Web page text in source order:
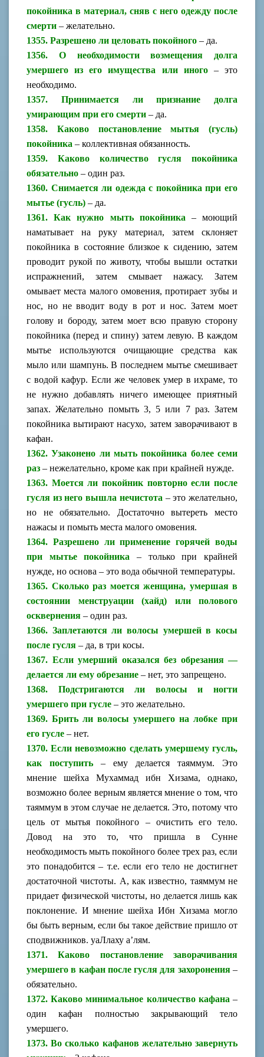
покойника в материал, сняв с него одежду после
смерти – желательно.
1355. Разрешено ли целовать покойного – да.
1356. О необходимости возмещения долга
умершего из его имущества или иного
– это
необходимо.
1357. Принимается ли признание долга
умирающим при его смерти – да.
1358. Каково постановление мытья (гусль)
покойника – коллективная обязанность.
1359. Каково количество гусля покойника
обязательно – один раз.
1360. Снимается ли одежда с покойника при его
мытье (гусль) – да.
1361. Как нужно мыть покойника
– моющий
наматывает на руку материал, затем склоняет
покойника в состояние близкое к сидению, затем
проводит рукой по животу, чтобы вышли остатки
испражнений, затем смывает нажасу. Затем
омывает места малого омовения, протирает зубы и
нос, но не вводит воду в рот и нос. Затем моет
голову и бороду, затем моет всю правую сторону
покойника (перед и спину) затем левую. В каждом
мытье используются очищающие средства как
мыло или шампунь. В последнем мытье смешивает
с водой кафур. Если же человек умер в ихраме, то
не нужно добавлять ничего имеющее приятный
запах. Желательно помыть 3, 5 или 7 раз. Затем
покойника вытирают насухо, затем заворачивают в
кафан.
1362. Узаконено ли мыть покойника более семи
раз – нежелательно, кроме как при крайней нужде.
1363. Моется ли покойник повторно если после
гусля из него вышла нечистота – это желательно,
но не обязательно. Достаточно вытереть место
нажасы и помыть места малого омовения.
1364. Разрешено ли применение горячей воды
при мытье покойника
– только при крайней
нужде, но основа – это вода обычной температуры.
1365. Сколько раз моется женщина, умершая в
состоянии менструации (хайд) или полового
осквернения – один раз.
1366. Заплетаются ли волосы умершей в косы
после гусля – да, в три косы.
1367. Если умерший оказался без обрезания —
делается ли ему обрезание – нет, это запрещено.
1368. Подстригаются ли волосы и ногти
умершего при гусле – это желательно.
1369. Брить ли волосы умершего на лобке при
его гусле – нет.
1370. Если невозможно сделать умершему гусль,
как поступить
– ему делается таяммум.
Это
мнение шейха Мухаммад ибн Хизама, однако,
возможно более верным является мнение о том, что
таяммум в этом случае не делается. Это, потому что
цель от мытья покойного – очистить его тело.
Довод на это то, что пришла в Сунне
необходимость мыть покойного более трех раз, если
это понадобится – т.е. если его тело не достигнет
достаточной чистоты. А, как известно, таяммум не
придает физической чистоты, но делается лишь как
поклонение. И мнение шейха Ибн Хизама могло
бы быть верным, если бы такое действие пришло от
сподвижников. уаЛлаху а’лям.
1371. Каково постановление заворачивания
умершего в кафан после гусля для захоронения –
обязательно.
1372. Каково минимальное количество кафана –
один кафан полностью закрывающий тело
умершего.
1373. Во сколько кафанов желательно завернуть